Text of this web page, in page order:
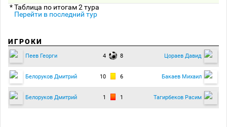
* Таблица по итогам 2 тура
Перейти в последний тур
ИГРОКИ
Пеев Георги 4 8 Цораев Давид
Белоруков Дмитрий 10 6 Бакаев Михаил
Белоруков Дмитрий 1 1 Тагирбеков Расим